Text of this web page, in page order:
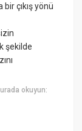
çıkış yönü
şekilde
okuyun: